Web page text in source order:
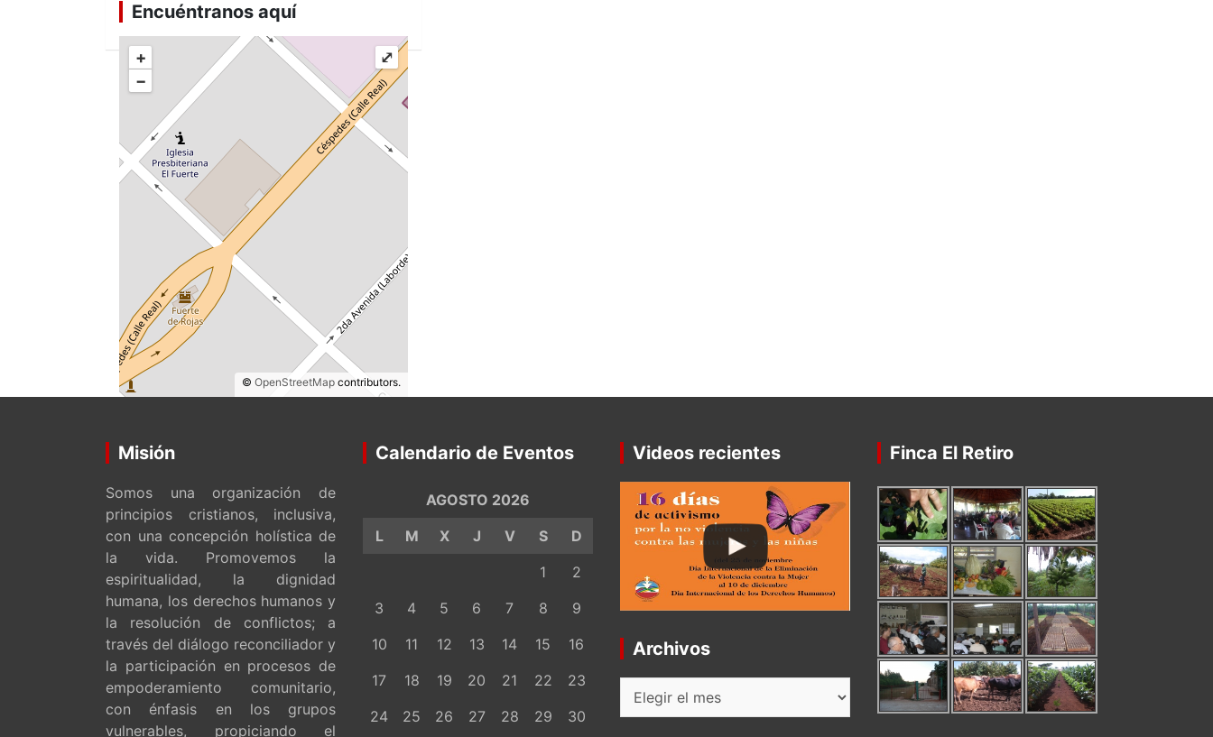
Encuéntranos aquí
+
−
© OpenStreetMap contributors.
⤢
Misión
Somos una organización de
principios cristianos, inclusiva,
con una concepción holística de
la vida. Promovemos la
espiritualidad, la dignidad
humana, los derechos humanos y
la resolución de conflictos; a
través del diálogo reconciliador y
la participación en procesos de
empoderamiento comunitario,
con énfasis en los grupos
vulnerables, propiciando el
Calendario de Eventos
AGOSTO 2026
L
M X J V S
D
1
2
3
4 5 6 7 8
9
10
11 12 13 14 15
16
17
18 19 20 21 22
23
24
25 26 27 28 29
30
Videos recientes
Archivos
Archivos
Finca El Retiro